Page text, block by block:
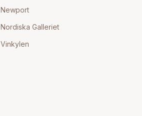
Newport
Nordiska Galleriet
Vinkylen